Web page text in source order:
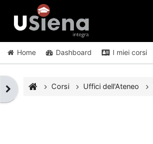
Vai al contenuto principale
Home Dashboard I miei corsi
Apri il cassetto del blocco
Corsi Uffici dell'Ateneo